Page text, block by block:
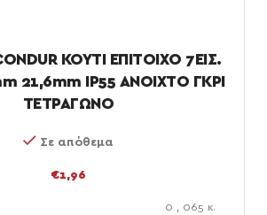
ΚΟΥΤΙ ΕΠΙΤΟΙΧΟ 7ΕΙΣ.
21,6mm IP55 ΑΝΟΙΧΤΟ ΓΚΡΙ
ΤΕΤΡΑΓΩΝΟ
Σε απόθεμα
€1,96
0 , 065 κ.